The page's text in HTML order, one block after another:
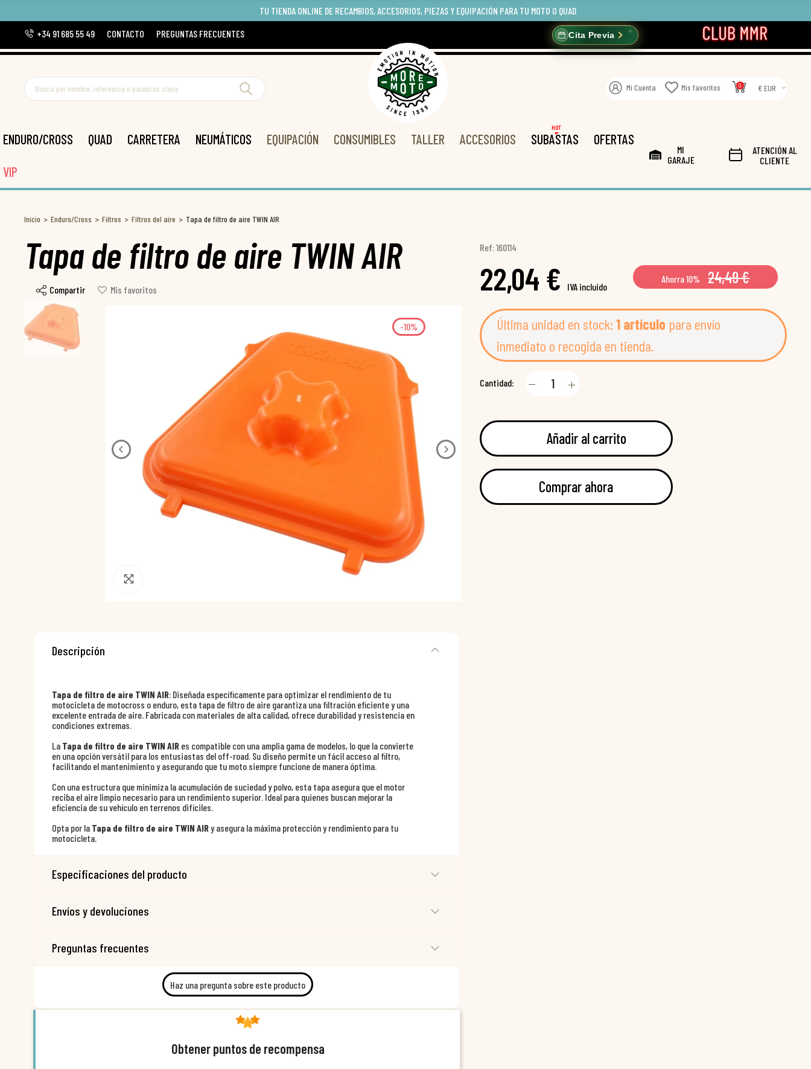
TU TIENDA ONLINE DE RECAMBIOS, ACCESORIOS, PIEZAS Y EQUIPACIÓN PARA TU MOTO O QUAD
+34 91 685 55 49
CONTACTO PREGUNTAS FRECUENTES Cita Previa
Mi Cuenta Mis favoritos 0 € EUR
ENDURO/CROSS QUAD CARRETERA NEUMÁTICOS EQUIPACIÓN CONSUMIBLES TALLER ACCESORIOS SUBASTAS
HOT
OFERTAS
VIP
MI
GARAJE
ATENCIÓN AL
CLIENTE
Inicio Enduro/Cross Filtros Filtros del aire Tapa de filtro de aire TWIN AIR
Tapa de filtro de aire TWIN AIR
Compartir Mis favoritos
Ref: 160114
22,04 € IVA incluido
Ahorra 10% 24,49 €
-10% Última unidad en stock: 1 artículo para envío
inmediato o recogida en tienda.
Cantidad:
Añadir al carrito
Comprar ahora
Descripción
Tapa de filtro de aire TWIN AIR: Diseñada específicamente para optimizar el rendimiento de tu
motocicleta de motocross o enduro, esta tapa de filtro de aire garantiza una filtración eficiente y una
excelente entrada de aire. Fabricada con materiales de alta calidad, ofrece durabilidad y resistencia en
condiciones extremas.
La Tapa de filtro de aire TWIN AIR es compatible con una amplia gama de modelos, lo que la convierte
en una opción versátil para los entusiastas del off-road. Su diseño permite un fácil acceso al filtro,
facilitando el mantenimiento y asegurando que tu moto siempre funcione de manera óptima.
Con una estructura que minimiza la acumulación de suciedad y polvo, esta tapa asegura que el motor
reciba el aire limpio necesario para un rendimiento superior. Ideal para quienes buscan mejorar la
eficiencia de su vehículo en terrenos difíciles.
Opta por la Tapa de filtro de aire TWIN AIRy asegura la máxima protección y rendimiento para tu
motocicleta.
Especificaciones del producto
Envíos y devoluciones
Preguntas frecuentes
Haz una pregunta sobre este producto
Obtener puntos de recompensa